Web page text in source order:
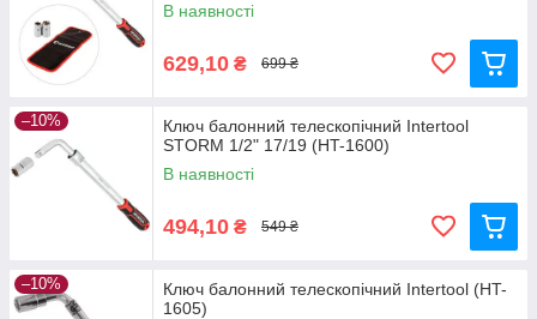
В наявності
629,10 ₴ 699 ₴
–10%
Ключ балонний телескопічний Intertool
STORM 1/2" 17/19 (HT-1600)
В наявності
494,10 ₴ 549 ₴
–10%
Ключ балонний телескопічний Intertool (HT-
1605)